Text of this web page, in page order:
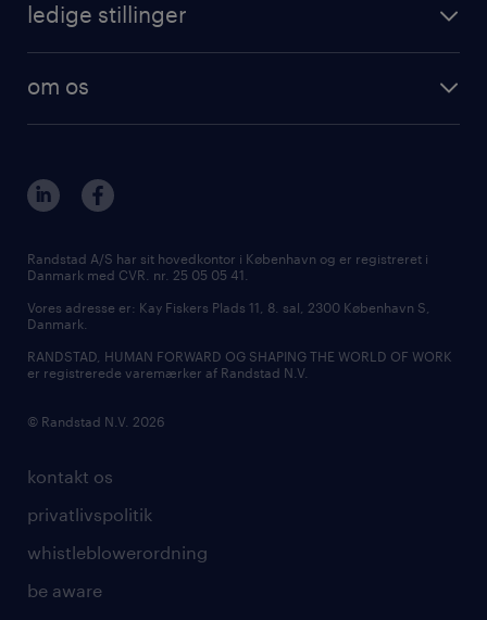
ledige stillinger
om os
kontakt os
privatlivspolitik
whistleblowerordning
be aware
Randstad A/S har sit hovedkontor i København og er registreret i
Danmark med CVR. nr. 25 05 05 41.
Vores adresse er: Kay Fiskers Plads 11, 8. sal, 2300 København S,
Danmark.
RANDSTAD, HUMAN FORWARD OG SHAPING THE WORLD OF WORK
er registrerede varemærker af Randstad N.V.
© Randstad N.V. 2026